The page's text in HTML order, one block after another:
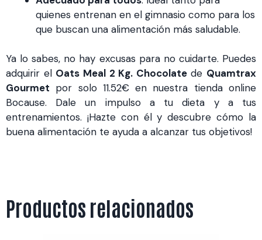
quienes entrenan en el gimnasio como para los
que buscan una alimentación más saludable.
Ya lo sabes, no hay excusas para no cuidarte. Puedes
adquirir el Oats Meal 2 Kg. Chocolatede Quamtrax
Gourmet por solo 11.52€ en nuestra tienda online
Bocause. Dale un impulso a tu dieta y a tus
entrenamientos. ¡Hazte con él y descubre cómo la
buena alimentación te ayuda a alcanzar tus objetivos!
Productos relacionados